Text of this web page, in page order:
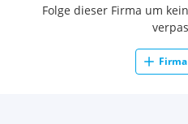
Folge dieser Firma um